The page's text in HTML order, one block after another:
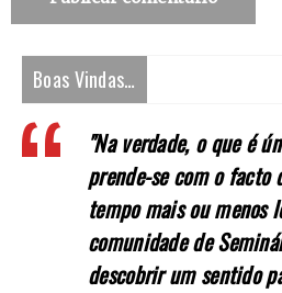
Boas Vindas…
"Na verdade, o que é
prende-se com o facto
tempo mais ou menos
comunidade de
descobrir um sentido